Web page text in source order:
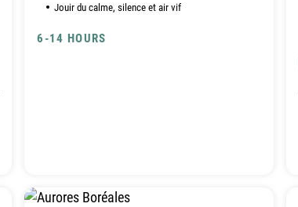
Jouir du calme, silence et air vif
6-14 HOURS